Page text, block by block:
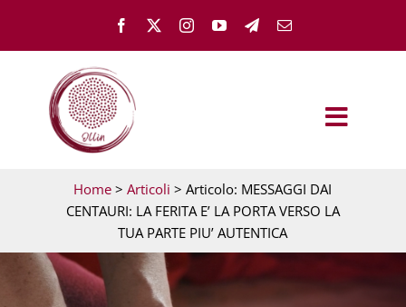
Toggle
OLLÌN
TEST – PARTI DA QUI
Home >Articoli > Articolo: MESSAGGI DAI
CENTAURI: LA FERITA E’ LA PORTA VERSO LA
TUA PARTE PIU’ AUTENTICA